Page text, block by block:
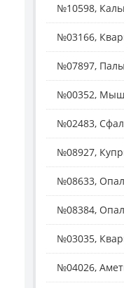
№10598,
№03166,
№07897,
№00352,
№02483,
№08927,
№08633,
№08384,
№03035,
№04026,